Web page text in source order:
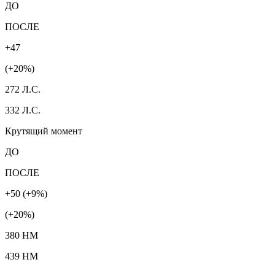
ДО
ПОСЛЕ
+47
(+20%)
272 Л.С.
332 Л.С.
Крутящий момент
ДО
ПОСЛЕ
+50 (+9%)
(+20%)
380 HM
439 HM